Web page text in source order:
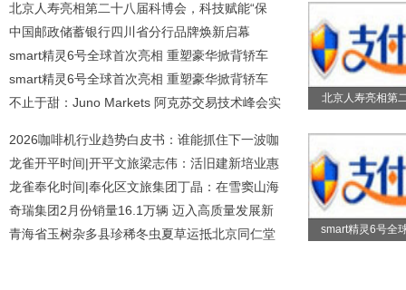
北京人寿亮相第二十八届科博会，科技赋能“保
中国邮政储蓄银行四川省分行品牌焕新启幕
smart精灵6号全球首次亮相 重塑豪华掀背轿车
smart精灵6号全球首次亮相 重塑豪华掀背轿车
不止于甜：Juno Markets 阿克苏交易技术峰会实
2026咖啡机行业趋势白皮书：谁能抓住下一波咖
龙雀开平时间|开平文旅梁志伟：活旧建新培业惠
龙雀奉化时间|奉化区文旅集团丁晶：在雪窦山海
奇瑞集团2月份销量16.1万辆 迈入高质量发展新
青海省玉树杂多县珍稀冬虫夏草运抵北京同仁堂
北京人寿亮相第
smart精灵6号全